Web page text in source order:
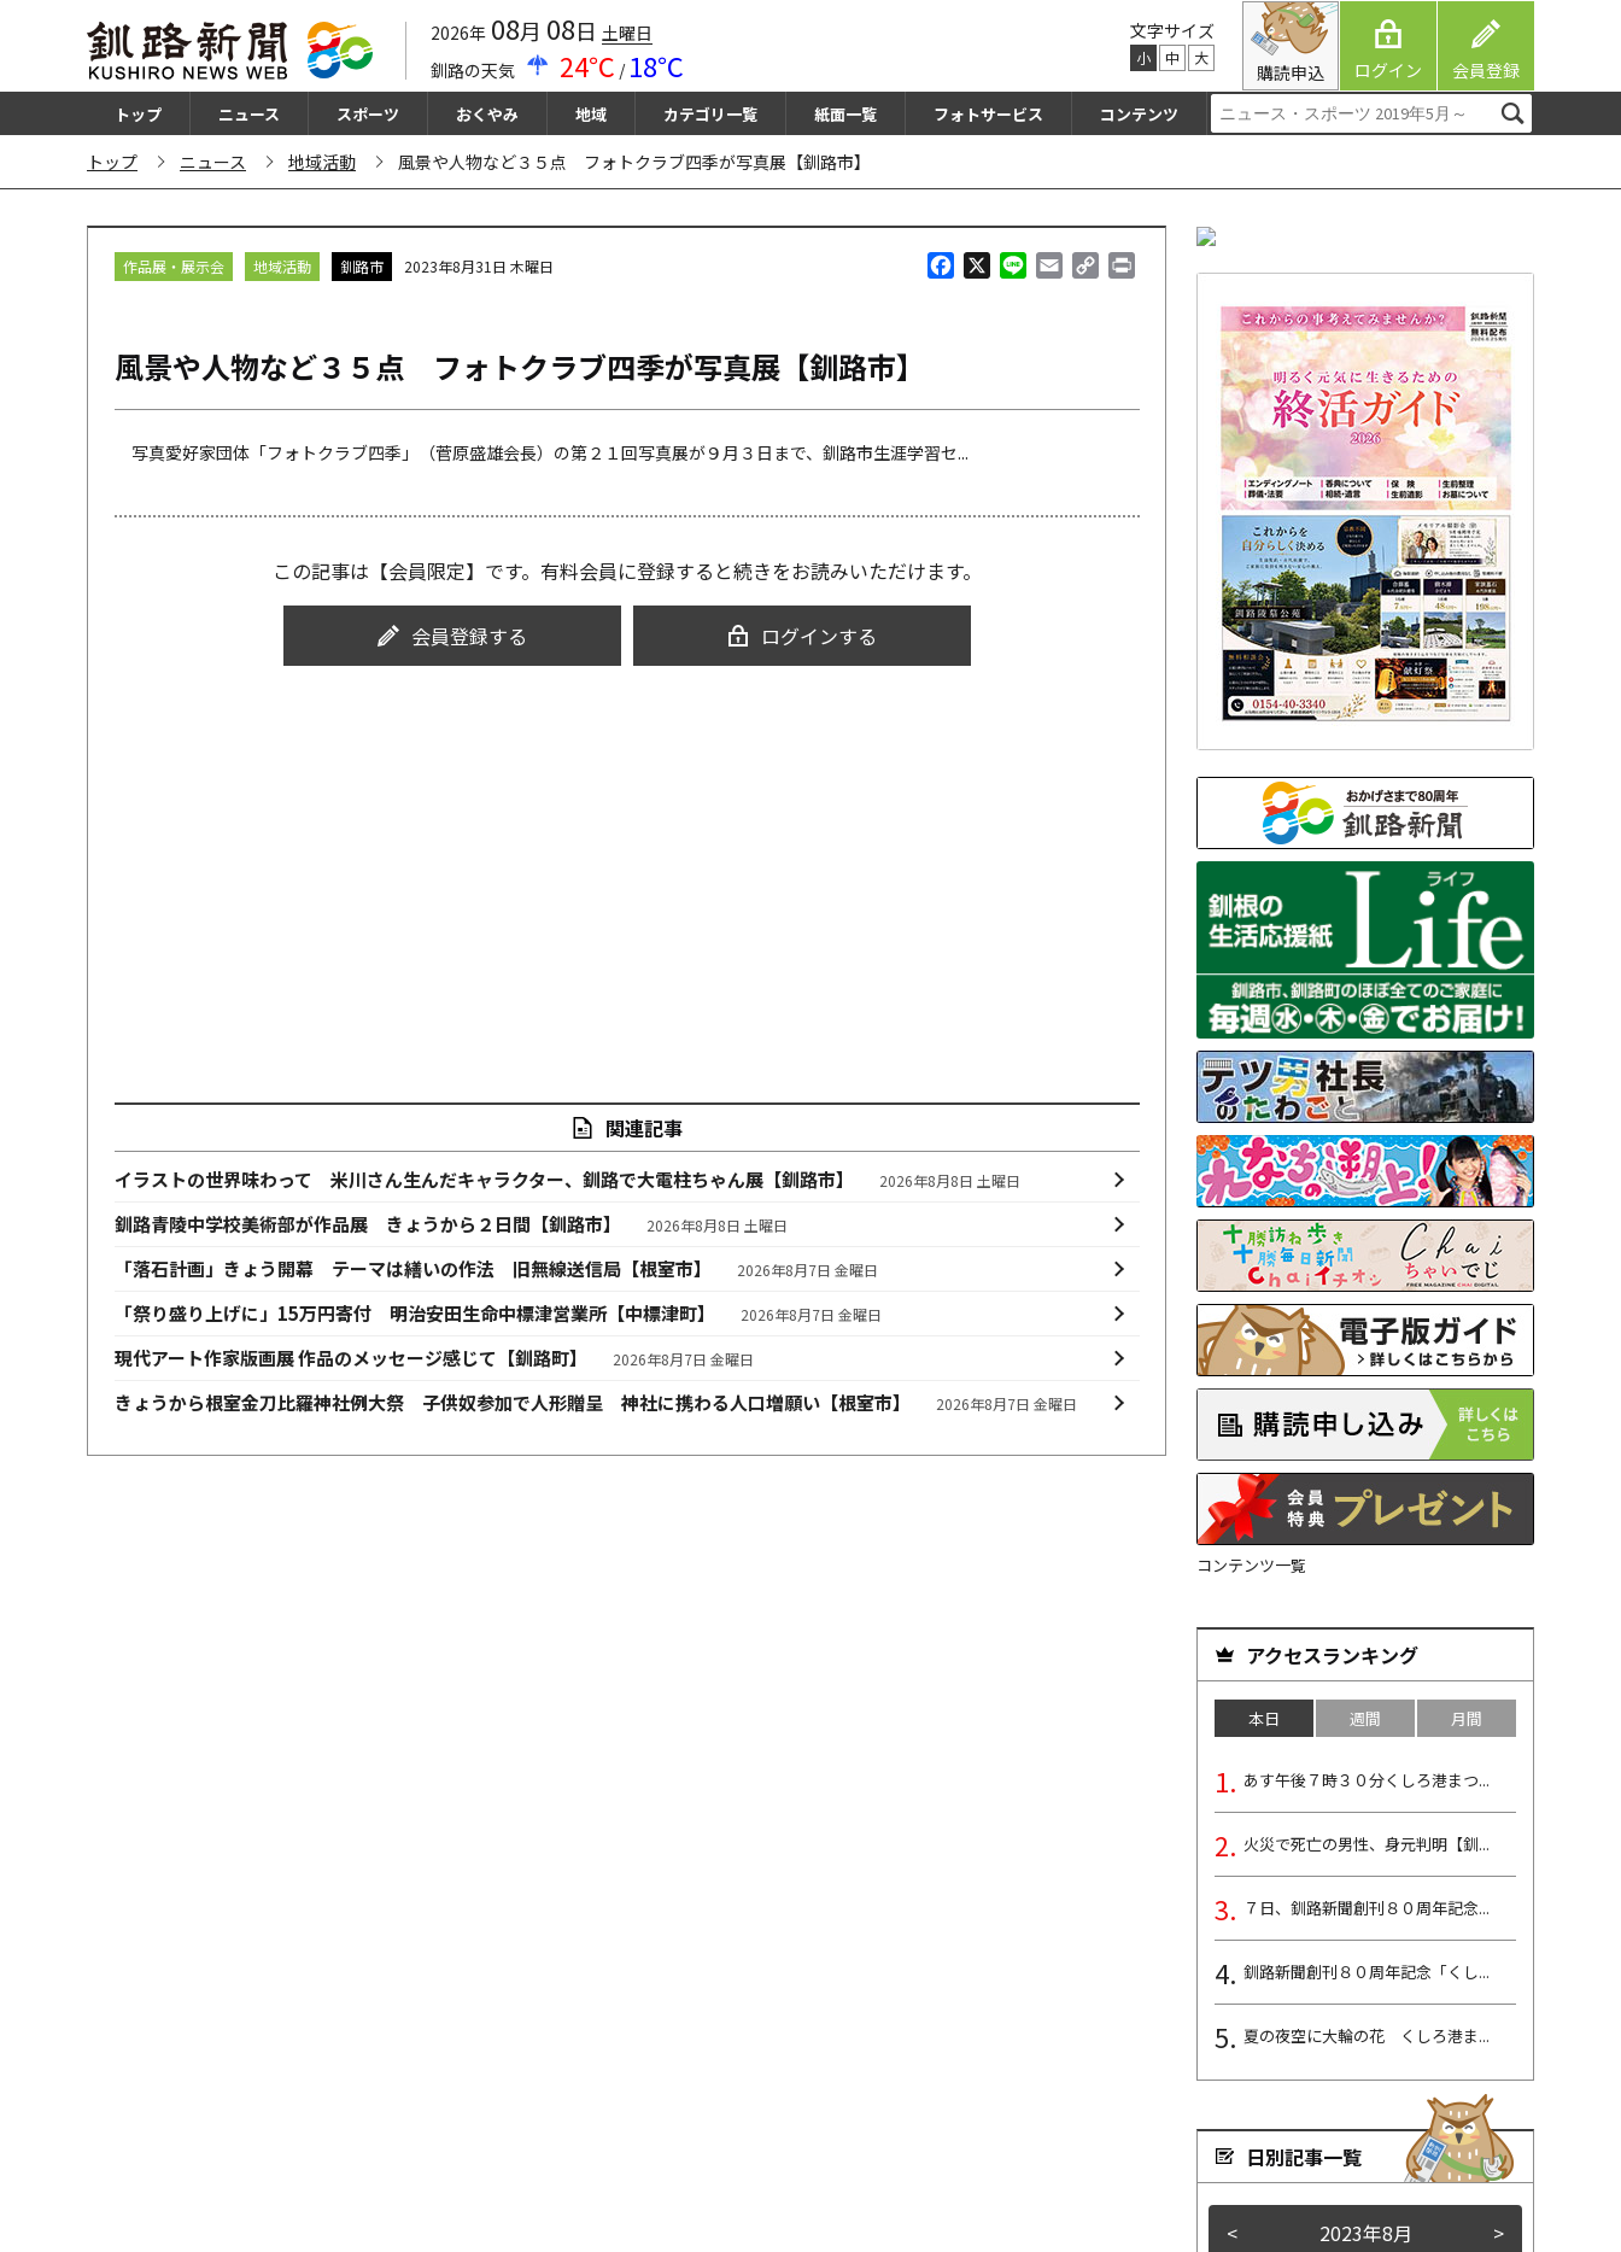
2026年 08月 08日 土曜日
釧路の天気
24℃ / 18℃
文字サイズ
小 中 大
購読申込 ログイン 会員登録
トップ ニュース スポーツ おくやみ 地域 カテゴリ一覧 紙面一覧 フォトサービス コンテンツ
トップ ニュース 地域活動 風景や人物など３５点 フォトクラブ四季が写真展【釧路市】
k
作品展・展示会 地域活動 釧路市 2023年8月31日 木曜日
風景や人物など３５点 フォトクラブ四季が写真展【釧路市】
写真愛好家団体「フォトクラブ四季」（菅原盛雄会長）の第２１回写真展が９月３日まで、釧路市生涯学習セ...
この記事は【会員限定】です。有料会員に登録すると続きをお読みいただけます。
会員登録する ログインする
関連記事
イラストの世界味わって 米川さん生んだキャラクター、釧路で大電柱ちゃん展【釧路市】 2026年8月8日 土曜日
釧路青陵中学校美術部が作品展 きょうから２日間【釧路市】 2026年8月8日 土曜日
「落石計画」きょう開幕 テーマは繕いの作法 旧無線送信局【根室市】 2026年8月7日 金曜日
「祭り盛り上げに」15万円寄付 明治安田生命中標津営業所【中標津町】 2026年8月7日 金曜日
現代アート作家版画展 作品のメッセージ感じて【釧路町】 2026年8月7日 金曜日
きょうから根室金刀比羅神社例大祭 子供奴参加で人形贈呈 神社に携わる人口増願い【根室市】 2026年8月7日 金曜日
コンテンツ一覧
アクセスランキング
本日 週間 月間
あす午後７時３０分くしろ港まつ...
火災で死亡の男性、身元判明【釧...
７日、釧路新聞創刊８０周年記念...
釧路新聞創刊８０周年記念「くし...
夏の夜空に大輪の花 くしろ港ま...
日別記事一覧
< >
2023年8月